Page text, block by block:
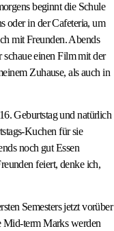
beginnt die Schule
oder in der Cafeteria, um
mit Freunden. Abends
schaue einen Film mit der
Zuhause, als auch in
Geburtstag und natürlich
Kuchen für sie
noch gut Essen
feiert, denke ich,
Semesters jetzt vorüber
Mid-term Marks werden